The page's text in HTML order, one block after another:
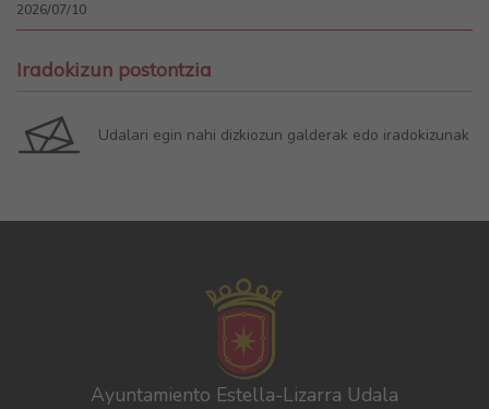
2026/07/10
Iradokizun postontzia
Udalari egin nahi dizkiozun galderak edo iradokizunak
Ayuntamiento Estella-Lizarra Udala